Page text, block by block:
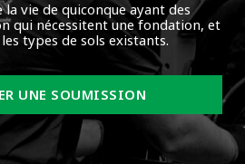
vie de quiconque ayant des
qui nécessitent une fondation, et
types de sols existants.
UNE SOUMISSION